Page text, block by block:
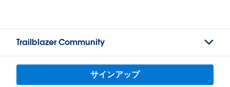
Trailblazer Community
サインアップ